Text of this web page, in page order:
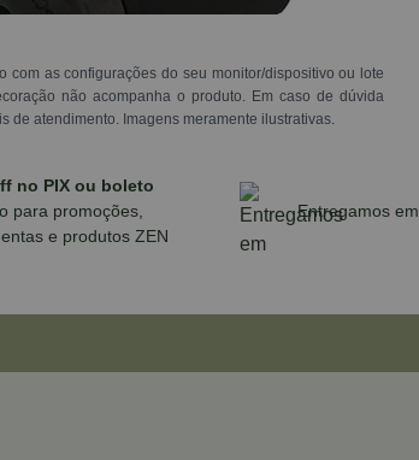
as configurações do seu monitor/dispositivo ou lote
não acompanha o produto. Em caso de dúvida
de atendimento. Imagens meramente ilustrativas.
no PIX ou boleto
para promoções,
e produtos ZEN
Entregamos em